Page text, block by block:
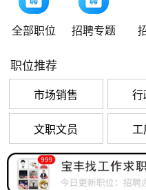
全部职位 招聘专题
职位推荐
市场销售 行
文职文员 工
宝丰县公办养